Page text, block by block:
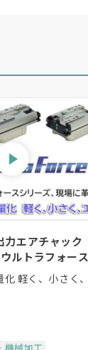
れてきたが
研磨技術を
持つ企業は
カーのよう
ンの安定性
にも道が開
力エアチャック
ルトラフォー
のシーケンス
軽く、小さく